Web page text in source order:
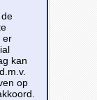
er
kan
op